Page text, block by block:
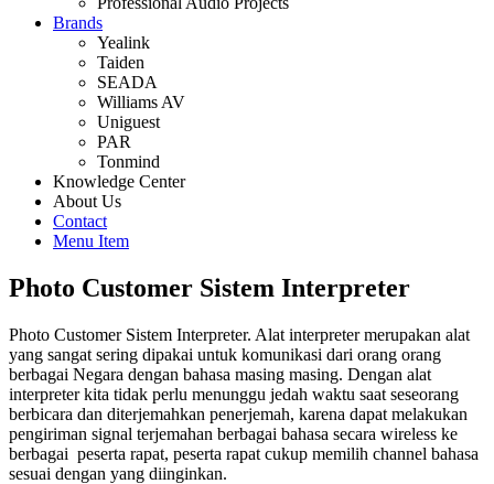
Brands
Yealink
Taiden
SEADA
Williams AV
Uniguest
PAR
Tonmind
Knowledge Center
About Us
Contact
Menu Item
Photo Customer Sistem Interpreter
Photo Customer Sistem Interpreter. Alat interpreter merupakan alat
yang sangat sering dipakai untuk komunikasi dari orang orang
berbagai Negara dengan bahasa masing masing. Dengan alat
interpreter kita tidak perlu menunggu jedah waktu saat seseorang
berbicara dan diterjemahkan penerjemah, karena dapat melakukan
pengiriman signal terjemahan berbagai bahasa secara wireless ke
berbagai peserta rapat, peserta rapat cukup memilih channel bahasa
sesuai dengan yang diinginkan.